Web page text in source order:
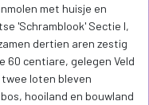
met huisje en
'Schramblook' Sectie I,
dertien aren zestig
60 centiare, gelegen Veld
twee loten bleven
hooiland en bouwland